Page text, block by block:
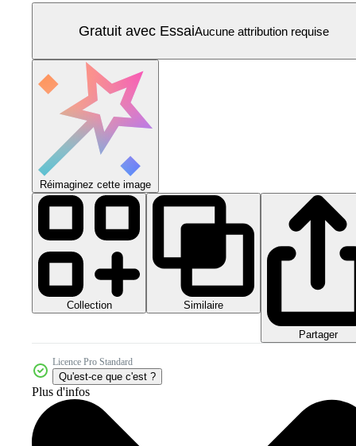
Gratuit avec EssaiAucune attribution requise
Réimaginez cette image
Collection Similaire
Partager
Licence Pro Standard
Qu'est-ce que c'est ?
Plus d'infos